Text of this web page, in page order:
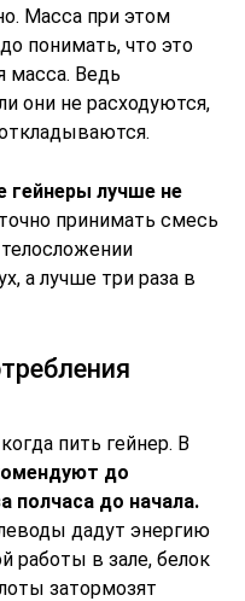
Масса при этом
понимать, что это
масса. Ведь
они не расходуются,
гейнеры лучше не
принимать смесь
а лучше три раза в
пить гейнер. В
до
полчаса до начала.
дадут энергию
работы в зале, белок
затормозят